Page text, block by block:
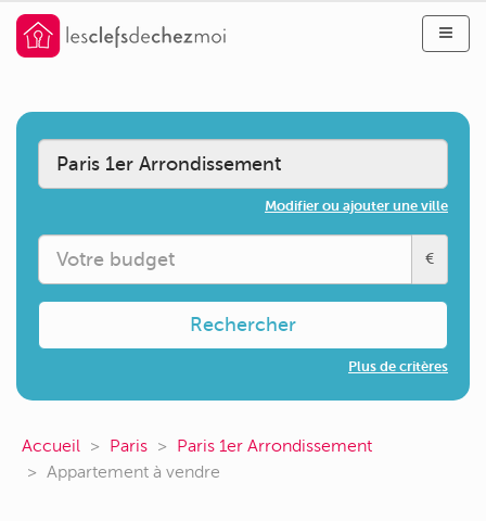
Modifier ou ajouter une ville
€
Rechercher
Plus de critères
Accueil Paris
Paris 1er Arrondissement
Appartement à vendre